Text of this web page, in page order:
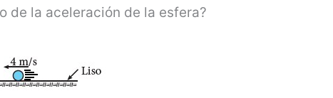
de la aceleración de la esfera?